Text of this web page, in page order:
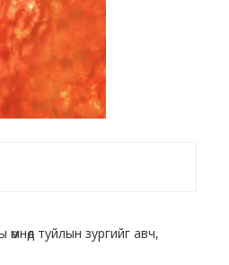
туйлын зургийг авч,